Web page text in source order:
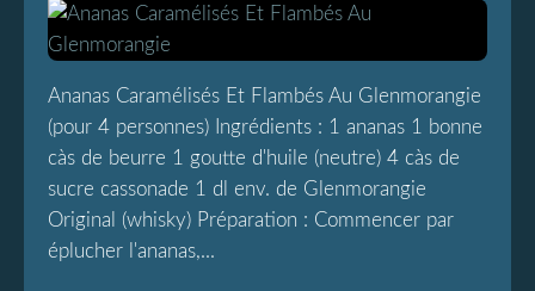
Ananas Caramélisés Et Flambés Au Glenmorangie
(pour 4 personnes) Ingrédients : 1 ananas 1 bonne
càs de beurre 1 goutte d'huile (neutre) 4 càs de
sucre cassonade 1 dl env. de Glenmorangie
Original (whisky) Préparation : Commencer par
éplucher l'ananas,...